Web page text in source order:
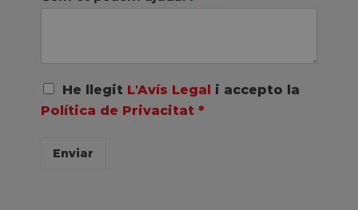
A
u
He llegit L'Avís Legal i accepto la
Política de Privacitat *
Enviar